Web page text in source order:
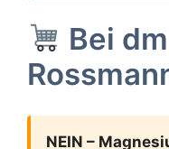
Bei
NEIN –